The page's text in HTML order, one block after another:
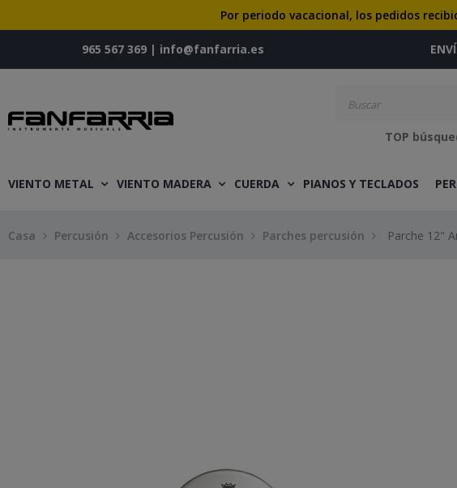
Por periodo vacacional, los pedidos
965 567 369 | info@fanfarria.es
TOP
VIENTO METAL VIENTO MADERA CUERDA PIANOS Y TECLADOS
Casa Percusión Accesorios Percusión Parches percusión Parche 12"